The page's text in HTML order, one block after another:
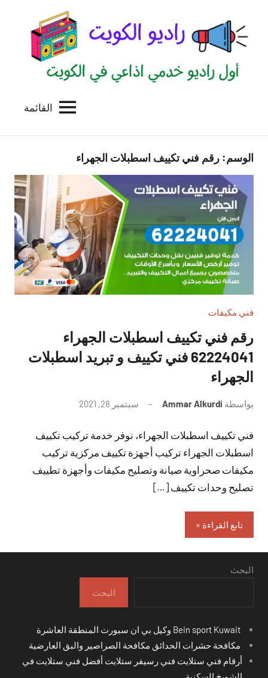
المحتوى
الكويت
للاعلانات
بالكويت
القائمة
الوسم: رقم فني تكييف اسطبلات الجهراء
فني مكيفات
رقم فني تكييف اسطبلات الجهراء
62224041 فني تكييف و تبريد اسطبلات
الجهراء
بواسطة Ammar Alkurdi سبتمبر 28, 2021
تعليقات
فني تكييف اسطبلات الجهراء، نوفر خدمة تركيب تكييف
اسطبلات الجهراء تركيب أجهزة تكييف مركزية تركيب
مكيفات صحراوية صيانة وتصليح مكيفات وأجهزة تطييف
تصليح وحدات تكييف […]
تابع القراءة
البحث
البحث
مكافحة حشرات الحدائق مكافحة الصراصير والبق العارضية
أرقام فني ستلايت فني رسيفر ستلايت أفضل فني ستلايت في